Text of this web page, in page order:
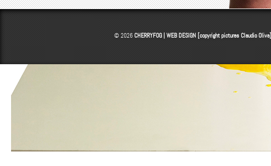
© 2026CHERRYFOG | WEB DESIGN [copyright picturesClaudio Oliva]